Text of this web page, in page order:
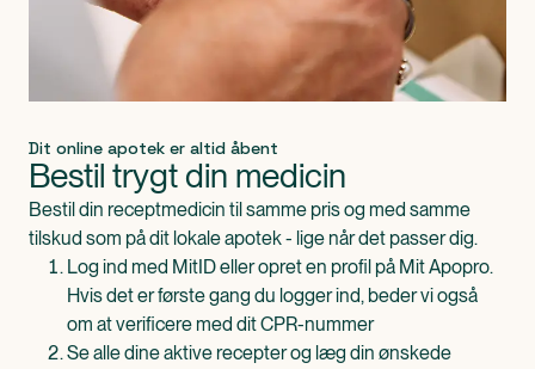
Dit online apotek er altid åbent
Bestil trygt din medicin
Bestil din receptmedicin til samme pris og med samme
tilskud som på dit lokale apotek - lige når det passer dig.
Log ind med MitID eller opret en profil på Mit Apopro.
Hvis det er første gang du logger ind, beder vi også
om at verificere med dit CPR-nummer
Se alle dine aktive recepter og læg din ønskede